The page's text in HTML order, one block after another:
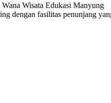
Wisata Edukasi Manyung
dengan fasilitas penunjang